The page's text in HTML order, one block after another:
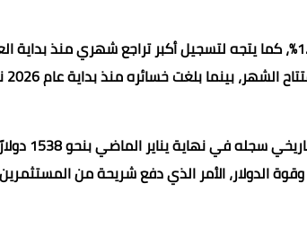
وأشار التقرير إلى أن الذهب أنهى الأسبوع على خسارة بلغت نحو 1.6%، كما يتجه لتسجيل أكبر
كما أوضح أن
وقوة الدولار، الأمر الذي دفع شريحة من